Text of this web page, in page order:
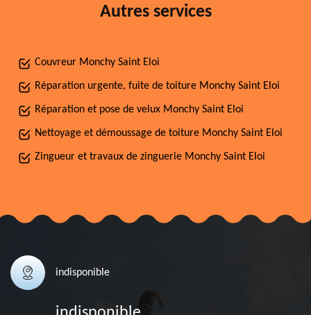
Autres services
Couvreur Monchy Saint Eloi
Réparation urgente, fuite de toiture Monchy Saint Eloi
Réparation et pose de velux Monchy Saint Eloi
Nettoyage et démoussage de toiture Monchy Saint Eloi
Zingueur et travaux de zinguerie Monchy Saint Eloi
indisponible